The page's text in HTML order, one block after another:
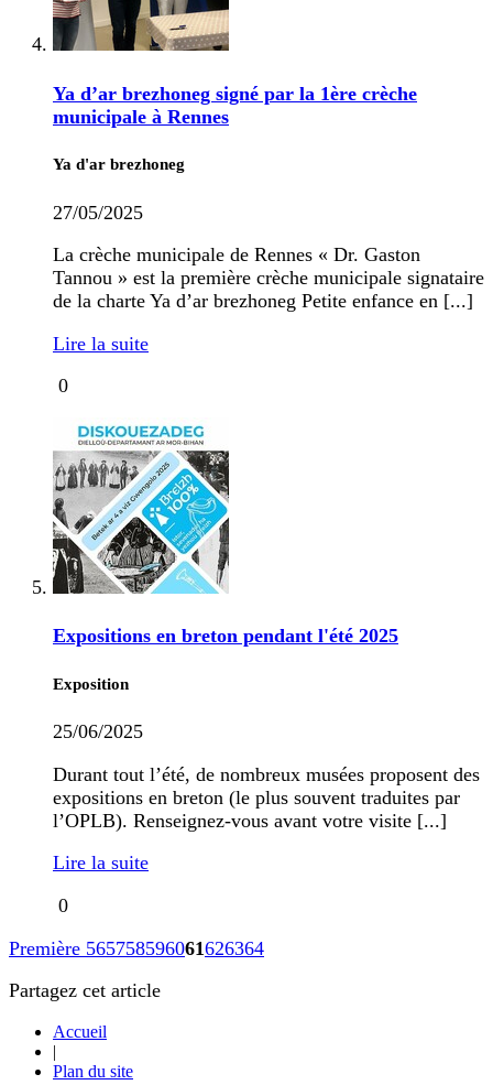
Ya d’ar brezhoneg signé par la 1ère crèche
municipale à Rennes
Ya d'ar brezhoneg
27/05/2025
La crèche municipale de Rennes « Dr. Gaston
Tannou » est la première crèche municipale signataire
de la charte Ya d’ar brezhoneg Petite enfance en [...]
Lire la suite
0
Expositions en breton pendant l'été 2025
Exposition
25/06/2025
Durant tout l’été, de nombreux musées proposent des
expositions en breton (le plus souvent traduites par
l’OPLB). Renseignez-vous avant votre visite [...]
Lire la suite
0
Première 565758596061626364
Partagez cet article
Accueil
|
Plan du site